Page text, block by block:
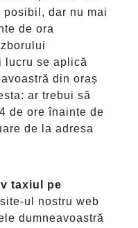
posibil, dar nu mai
de ora
lucru se aplică
din oraș
ar trebui să
de ore înainte de
de la adresa
taxiul pe
ul nostru web
dumneavoastră